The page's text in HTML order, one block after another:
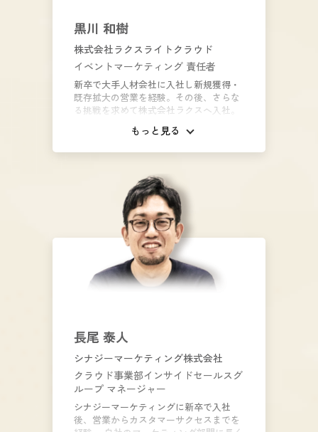
黒川 和樹
株式会社ラクスライトクラウド
イベントマーケティング 責任者
新卒で大手人材会社に入社し新規獲得・
既存拡大の営業を経験。その後、さらな
る挑戦を求めて株式会社ラクスへ入社。
メールマーケティングツール「配配メー
ル」のプロモーション･マーケティング
「ブラストメール」のイベントマーケテ
ィング責任者として、年間60本以上のセ
ミナー監修やカンファレンス登壇を行う
傍ら、WEBコンテンツマーケティングに
も携わっている。
もっと見る
長尾 泰人
シナジーマーケティング株式会社
クラウド事業部インサイドセールスグ
ループ マネージャー
シナジーマーケティングに新卒で入社
後、営業からカスタマーサクセスまでを